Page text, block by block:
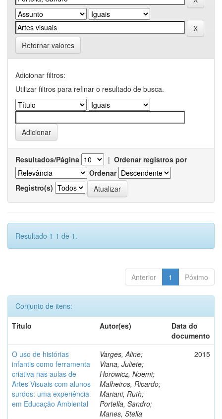
Retornar valores
Adicionar filtros:
Utilizar filtros para refinar o resultado de busca.
Resultados/Página | Ordenar registros por
Ordenar
Registro(s)
Resultado 1-1 de 1.
Anterior 1 Póximo
Conjunto de itens:
Título
Autor(es)
Data do
documento
O uso de histórias
infantis como ferramenta
criativa nas aulas de
Artes Visuais com alunos
surdos: uma experiência
em Educação Ambiental
Varges, Aline;
Viana, Juliete;
Horowicz, Noemi;
Malheiros, Ricardo;
Mariani, Ruth;
Portella, Sandro;
Manes, Stella
2015